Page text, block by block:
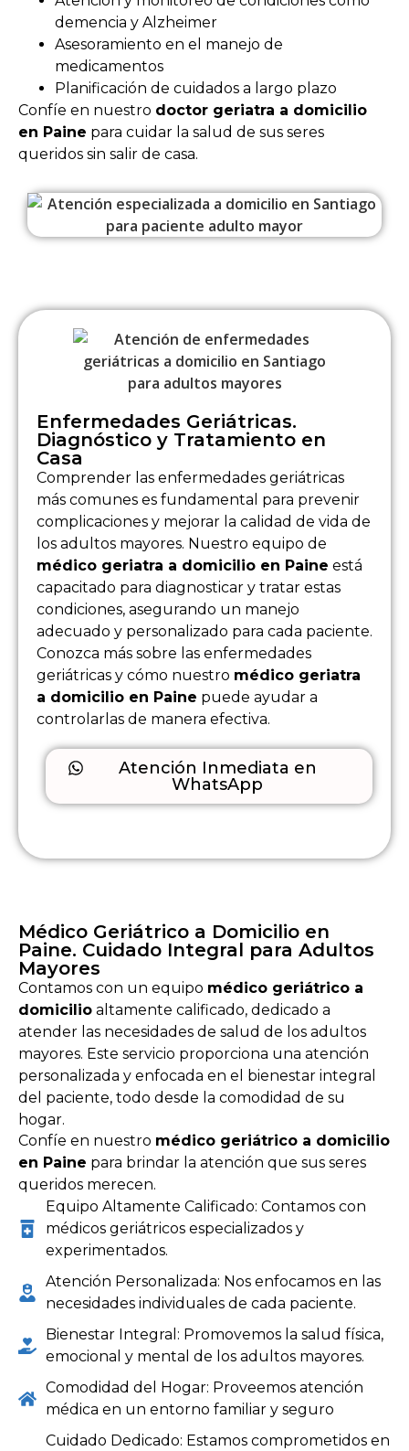
demencia y Alzheimer
Asesoramiento en el manejo de
medicamentos
Planificación de cuidados a largo plazo
Confíe en nuestro doctor geriatra a domicilio
en Paine para cuidar la salud de sus seres
queridos sin salir de casa.
Enfermedades Geriátricas.
Diagnóstico y Tratamiento en
Casa
Comprender las enfermedades geriátricas
más comunes es fundamental para prevenir
complicaciones y mejorar la calidad de vida de
los adultos mayores. Nuestro equipo de
médico geriatra a domicilio en Paine está
capacitado para diagnosticar y tratar estas
condiciones, asegurando un manejo
adecuado y personalizado para cada paciente.
Conozca más sobre las enfermedades
geriátricas y cómo nuestro médico geriatra
a domicilio en Paine puede ayudar a
controlarlas de manera efectiva.
Atención Inmediata en
WhatsApp
Médico Geriátrico a Domicilio en
Paine. Cuidado Integral para Adultos
Mayores
Contamos con un equipo médico geriátrico a
domicilio altamente calificado, dedicado a
atender las necesidades de salud de los adultos
mayores. Este servicio proporciona una atención
personalizada y enfocada en el bienestar integral
del paciente, todo desde la comodidad de su
hogar.
Confíe en nuestro médico geriátrico a domicilio
en Paine para brindar la atención que sus seres
queridos merecen.
Equipo Altamente Calificado: Contamos con
médicos geriátricos especializados y
experimentados.
Atención Personalizada: Nos enfocamos en las
necesidades individuales de cada paciente.
Bienestar Integral: Promovemos la salud física,
emocional y mental de los adultos mayores.
Comodidad del Hogar: Proveemos atención
médica en un entorno familiar y seguro
Cuidado Dedicado: Estamos comprometidos en